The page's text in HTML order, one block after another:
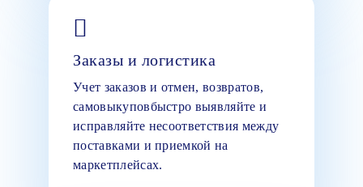
Заказы и логистика
Учет заказов и отмен, возвратов,
самовыкуповбыстро выявляйте и
исправляйте несоответствия между
поставками и приемкой на
маркетплейсах.